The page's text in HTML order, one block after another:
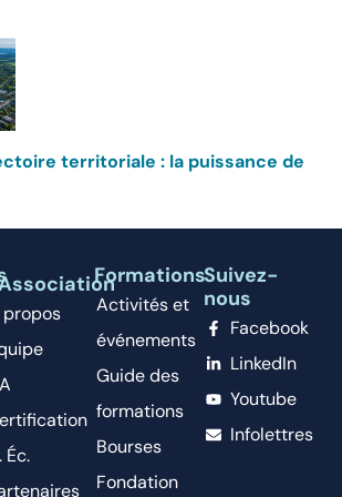
territoriale : la puissance de
propos
Éc.
Formations
Activités et
événements
Guide des
formations
Bourses
Fondation
Suivez-
nous
Facebook
LinkedIn
Youtube
Infolettres